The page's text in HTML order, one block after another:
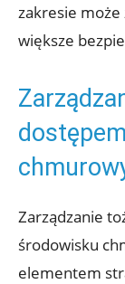
zakresie
większe
Zarządzanie
środowisku
elementem